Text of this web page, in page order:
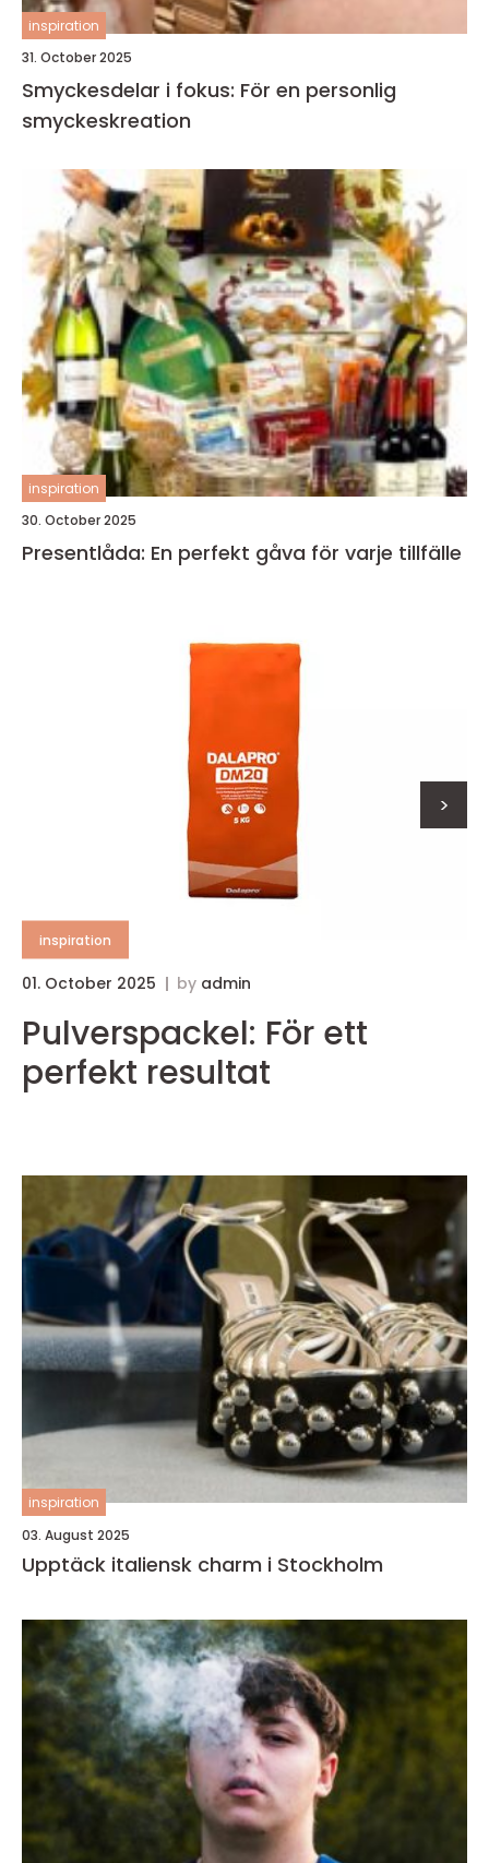
inspiration
31. October 2025
Smyckesdelar i fokus: För en personlig
smyckeskreation
inspiration
30. October 2025
Presentlåda: En perfekt gåva för varje tillfälle
inspiration
01. October 2025 by admin
Pulverspackel: För ett
perfekt resultat
>
inspiration
03. August 2025
Upptäck italiensk charm i Stockholm